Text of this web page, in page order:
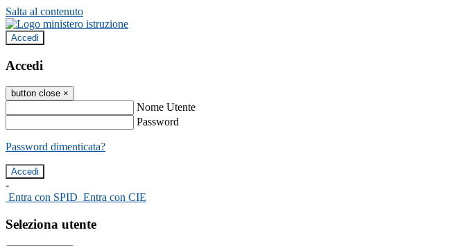
Salta al contenuto
Accedi
Accedi
button close ×
Nome Utente
Password
Password dimenticata?
-
Entra con SPID Entra con CIE
Seleziona utente